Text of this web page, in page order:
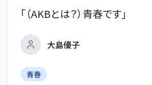
「（AKBとは？）青春です」
大島優子
青春